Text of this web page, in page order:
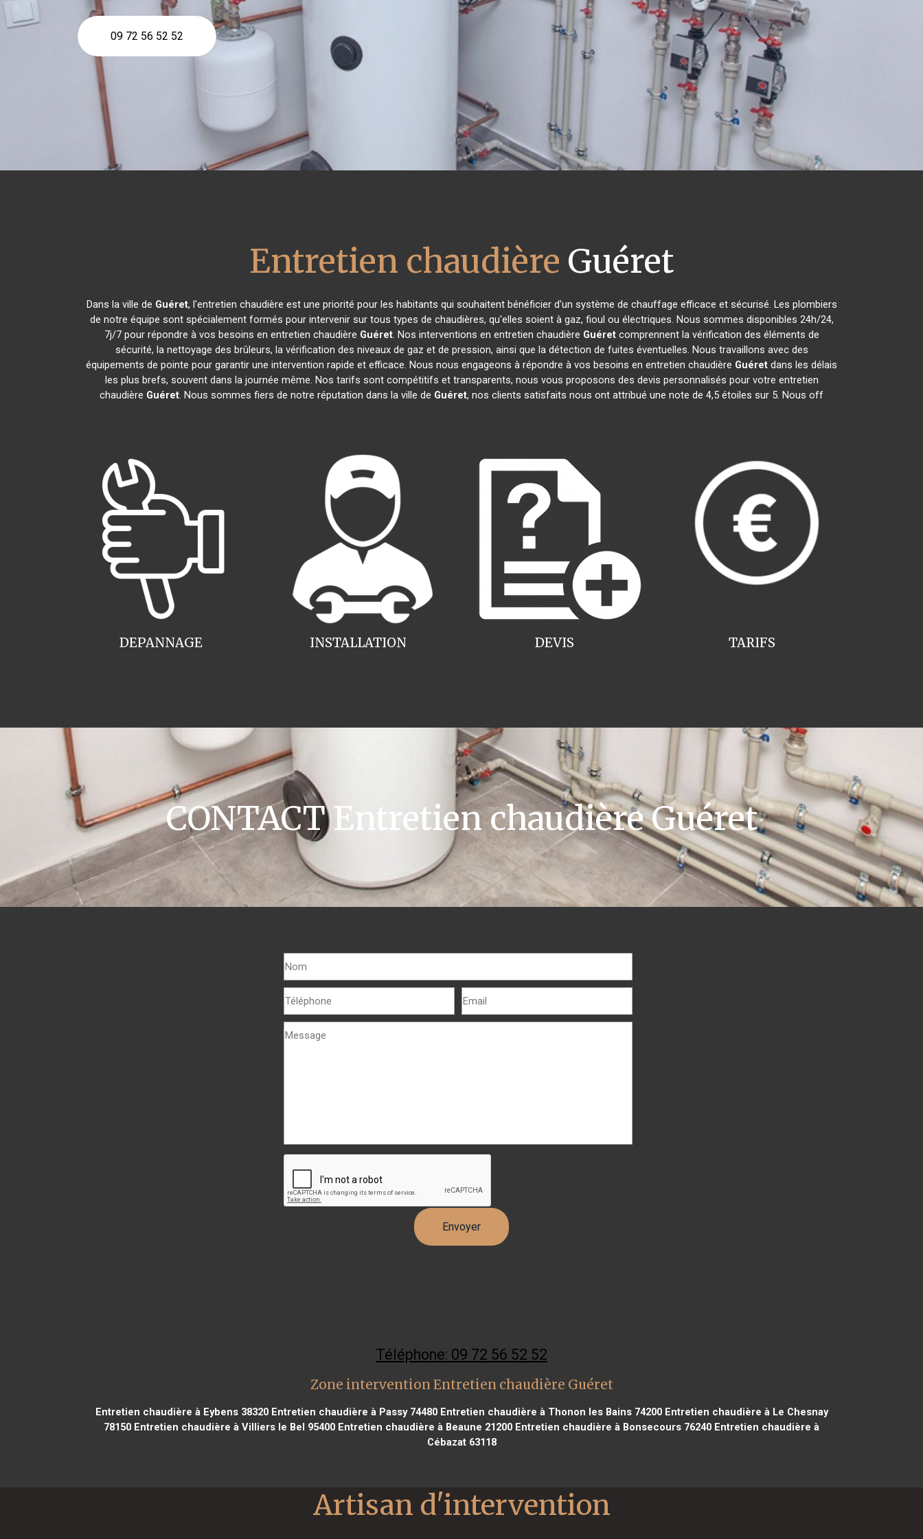
09 72 56 52 52
Entretien chaudière Guéret
Dans la ville de Guéret, l'entretien chaudière est une priorité pour les habitants qui souhaitent bénéficier d'un système de chauffage efficace et sécurisé. Les plombiers
de notre équipe sont spécialement formés pour intervenir sur tous types de chaudières, qu'elles soient à gaz, fioul ou électriques. Nous sommes disponibles 24h/24,
7j/7 pour répondre à vos besoins en entretien chaudière Guéret. Nos interventions en entretien chaudière Guéretcomprennent la vérification des éléments de
sécurité, la nettoyage des brûleurs, la vérification des niveaux de gaz et de pression, ainsi que la détection de fuites éventuelles. Nous travaillons avec des
équipements de pointe pour garantir une intervention rapide et efficace. Nous nous engageons à répondre à vos besoins en entretien chaudière Guéret dans les délais
les plus brefs, souvent dans la journée même. Nos tarifs sont compétitifs et transparents, nous vous proposons des devis personnalisés pour votre entretien
chaudière Guéret. Nous sommes fiers de notre réputation dans la ville de Guéret, nos clients satisfaits nous ont attribué une note de 4,5 étoiles sur 5. Nous off
INSTALLATION
DEPANNAGE TARIFS
DEVIS
CONTACT Entretien chaudière Guéret
Téléphone: 09 72 56 52 52
Zone intervention Entretien chaudière Guéret
Entretien chaudière à Eybens 38320Entretien chaudière à Passy 74480Entretien chaudière à Thonon les Bains 74200Entretien chaudière à Le Chesnay
78150 Entretien chaudière à Villiers le Bel 95400 Entretien chaudière à Beaune 21200 Entretien chaudière à Bonsecours 76240 Entretien chaudière à
Cébazat 63118
Artisan d'intervention